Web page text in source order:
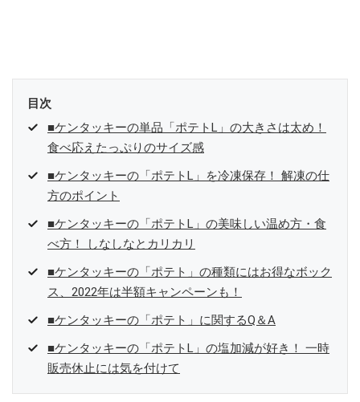
目次
■ケンタッキーの単品「ポテトL」の大きさは太め！
食べ応えたっぷりのサイズ感
■ケンタッキーの「ポテトL」を冷凍保存！ 解凍の仕
方のポイント
■ケンタッキーの「ポテトL」の美味しい温め方・食
べ方！ しなしなとカリカリ
■ケンタッキーの「ポテト」の種類にはお得なボック
ス、2022年は半額キャンペーンも！
■ケンタッキーの「ポテト」に関するQ＆A
■ケンタッキーの「ポテトL」の塩加減が好き！ 一時
販売休止には気を付けて